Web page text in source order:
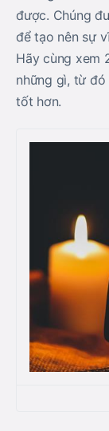
được. Chúng
để tạo nên sự
Hãy cùng xem
những gì, từ đó
tốt hơn.